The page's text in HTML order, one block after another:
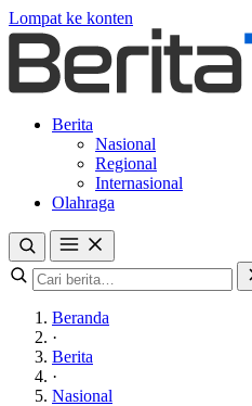
Lompat ke konten
Berita
Nasional
Regional
Internasional
Olahraga
Beranda
·
Berita
·
Nasional